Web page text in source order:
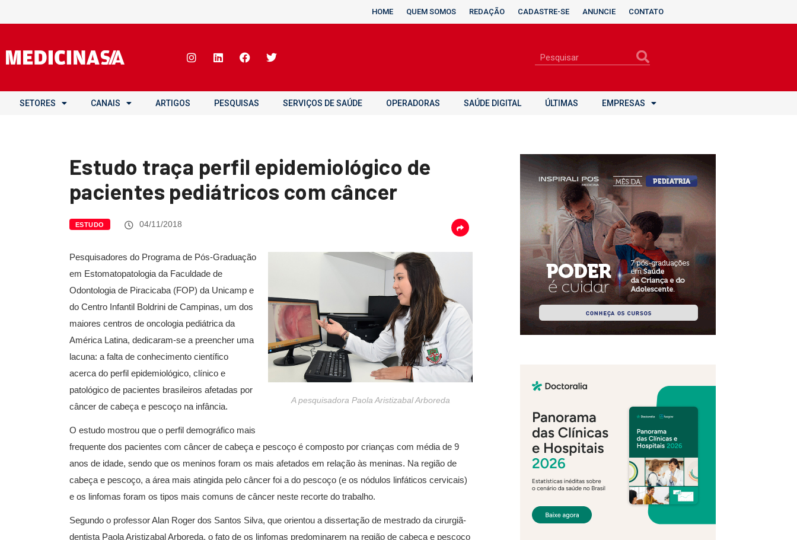
HOME QUEM SOMOS REDAÇÃO CADASTRE-SE ANUNCIE CONTATO
SETORES CANAIS ARTIGOS PESQUISAS SERVIÇOS DE SAÚDE OPERADORAS SAÚDE DIGITAL ÚLTIMAS EMPRESAS
Estudo traça perfil epidemiológico de
pacientes pediátricos com câncer
ESTUDO 04/11/2018
A pesquisadora Paola Aristizabal Arboreda
Pesquisadores do Programa de Pós-Graduação
em Estomatopatologia da Faculdade de
Odontologia de Piracicaba (FOP) da Unicamp e
do Centro Infantil Boldrini de Campinas, um dos
maiores centros de oncologia pediátrica da
América Latina, dedicaram-se a preencher uma
lacuna: a falta de conhecimento científico
acerca do perfil epidemiológico, clínico e
patológico de pacientes brasileiros afetadas por
câncer de cabeça e pescoço na infância.
O estudo mostrou que o perfil demográfico mais
frequente dos pacientes com câncer de cabeça e pescoço é composto por crianças com média de 9
anos de idade, sendo que os meninos foram os mais afetados em relação às meninas. Na região de
cabeça e pescoço, a área mais atingida pelo câncer foi a do pescoço (e os nódulos linfáticos cervicais)
e os linfomas foram os tipos mais comuns de câncer neste recorte do trabalho.
Segundo o professor Alan Roger dos Santos Silva, que orientou a dissertação de mestrado da cirurgiã-
dentista Paola Aristizabal Arboreda, o fato de os linfomas predominarem na região de cabeça e pescoço